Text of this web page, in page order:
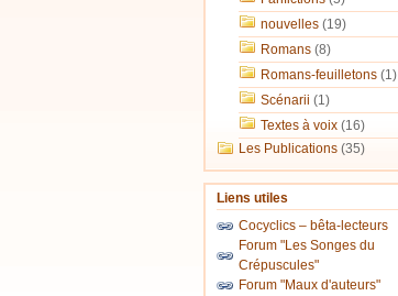
nouvelles(19)
Romans(8)
Romans-feuilletons(1)
Scénarii (1)
Textes à voix(16)
Les Publications(35)
Liens utiles
Cocyclics – bêta-lecteurs
Forum "Les Songes du
Crépuscules"
Forum "Maux d'auteurs"